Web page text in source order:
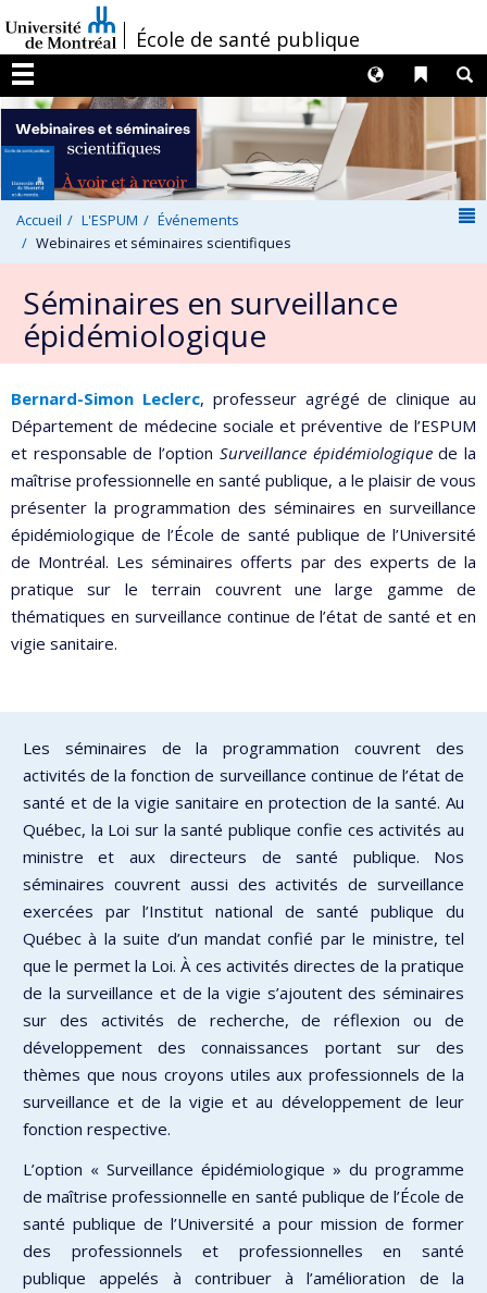
au
contenu
/École de santé publique
Menu
Liens
Langues
Accueil L'ESPUM
Événements
Webinaires et séminaires scientifiques
Séminaires en surveillance
épidémiologique
Bernard-Simon Leclerc, professeur agrégé de clinique au
Département de médecine sociale et préventive de l’ESPUM
et responsable de l’option Surveillance épidémiologiquede la
maîtrise professionnelle en santé publique, a le plaisir de vous
présenter la programmation des séminaires en surveillance
épidémiologique de l’École de santé publique de l’Université
de Montréal. Les séminaires offerts par des experts de la
pratique sur le terrain couvrent une large gamme de
thématiques en surveillance continue de l’état de santé et en
vigie sanitaire.
Les séminaires de la programmation couvrent des
activités de la fonction de surveillance continue de l’état de
santé et de la vigie sanitaire en protection de la santé. Au
Québec, la Loi sur la santé publique confie ces activités au
ministre et aux directeurs de santé publique. Nos
séminaires couvrent aussi des activités de surveillance
exercées par l’Institut national de santé publique du
Québec à la suite d’un mandat confié par le ministre, tel
que le permet la Loi. À ces activités directes de la pratique
de la surveillance et de la vigie s’ajoutent des séminaires
sur des activités de recherche, de réflexion ou de
développement des connaissances portant sur des
thèmes que nous croyons utiles aux professionnels de la
surveillance et de la vigie et au développement de leur
fonction respective.
L’option « Surveillance épidémiologique » du programme
de maîtrise professionnelle en santé publique de l’École de
santé publique de l’Université a pour mission de former
des professionnels et professionnelles en santé
publique appelés à contribuer à l’amélioration de la